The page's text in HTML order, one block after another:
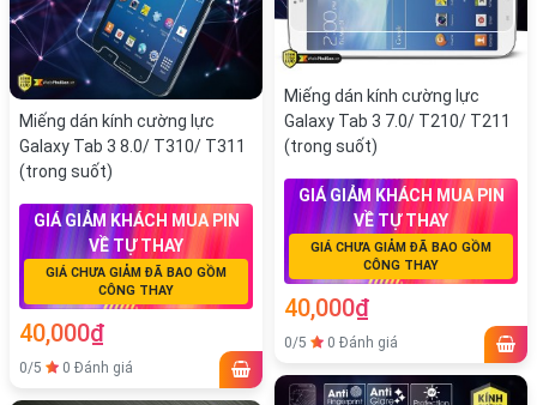
Miếng dán kính cường lực
Galaxy Tab 3 7.0/ T210/ T211
(trong suốt)
GIÁ GIẢM KHÁCH MUA PIN
VỀ TỰ THAY
GIÁ CHƯA GIẢM ĐÃ BAO GỒM
CÔNG THAY
40,000₫
0/5 0 Đánh giá
Miếng dán kính cường lực
Galaxy Tab 3 8.0/ T310/ T311
(trong suốt)
GIÁ GIẢM KHÁCH MUA PIN
VỀ TỰ THAY
GIÁ CHƯA GIẢM ĐÃ BAO GỒM
CÔNG THAY
40,000₫
0/5 0 Đánh giá